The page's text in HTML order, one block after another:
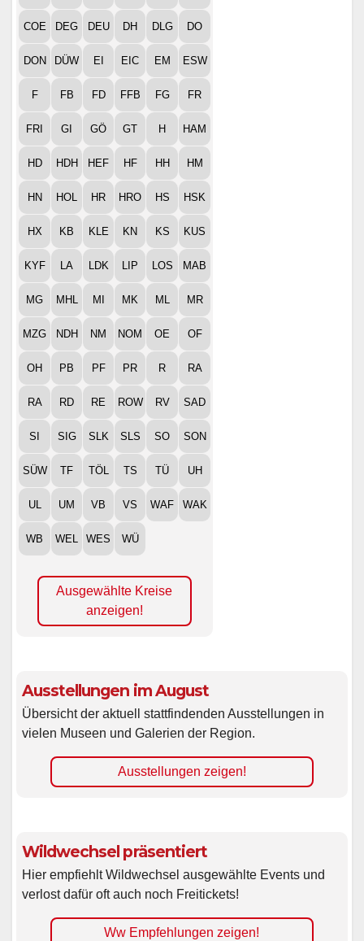
COE DEG DEU DH DLG DO
DON DÜW EI EIC EM ESW
F FB FD FFB FG FR
FRI GI GÖ GT H HAM
HD HDH HEF HF HH HM
HN HOL HR HRO HS HSK
HX KB KLE KN KS KUS
KYF LA LDK LIP LOS MAB
MG MHL MI MK ML MR
MZG NDH NM NOM OE OF
OH PB PF PR R RA
RA RD RE ROW RV SAD
SI SIG SLK SLS SO SON
SÜW TF TÖL TS TÜ UH
UL UM VB VS WAF WAK
WB WEL WES WÜ
Ausgewählte Kreise
anzeigen!
Ausstellungen im August
Übersicht der aktuell stattfindenden Ausstellungen in
vielen Museen und Galerien der Region.
Ausstellungen zeigen!
Wildwechsel präsentiert
Hier empfiehlt Wildwechsel ausgewählte Events und
verlost dafür oft auch noch Freitickets!
Ww Empfehlungen zeigen!